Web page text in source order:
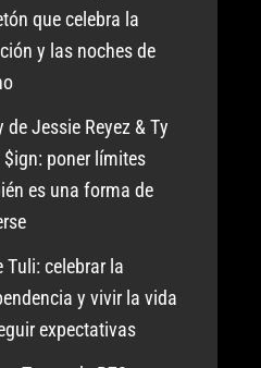
que celebra la
y las noches de
de Jessie Reyez & Ty
$ign: poner límites
es una forma de
Tuli: celebrar la
y vivir la vida
expectativas